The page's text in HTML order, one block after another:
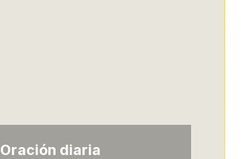
Oración diaria